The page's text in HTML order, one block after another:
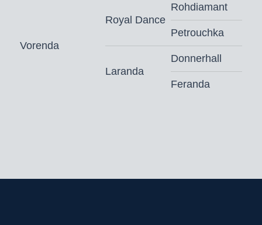
Vorenda
Royal Dance
Rohdiamant
Petrouchka
Laranda
Donnerhall
Feranda